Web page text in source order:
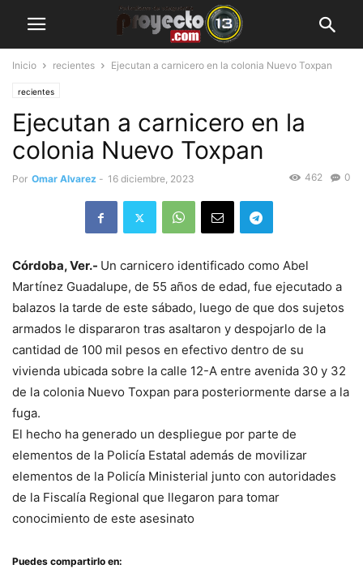
Inicio recientes Ejecutan a carnicero en la colonia Nuevo Toxpan
recientes
Ejecutan a carnicero en la
colonia Nuevo Toxpan
Por Omar Alvarez - 16 diciembre, 2023 0
462
Córdoba, Ver.- Un carnicero identificado como Abel
Martínez Guadalupe, de 55 años de edad, fue ejecutado a
balazos la tarde de este sábado, luego de que dos sujetos
armados le dispararon tras asaltaron y despojarlo de la
cantidad de 100 mil pesos en efectivo dentro de su
vivienda ubicada sobre la calle 12-A entre avenida 30 y 32
de la colonia Nuevo Toxpan para posteriormente darse a la
fuga.
El hecho ha generado un despliegue por parte de
elementos de la Policía Estatal además de movilizar
elementos de la Policía Ministerial junto con autoridades
de la Fiscalía Regional que llegaron para tomar
conocimiento de este asesinato
Puedes compartirlo en: